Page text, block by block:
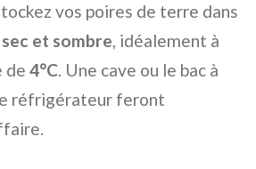
vos poires de terre dans
et sombre, idéalement à
de 4°C. Une cave ou le bac à
réfrigérateur feront